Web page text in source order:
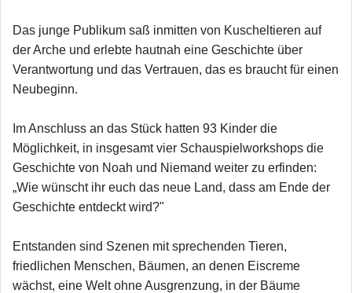
Das junge Publikum saß inmitten von Kuscheltieren auf
der Arche und erlebte hautnah eine Geschichte über
Verantwortung und das Vertrauen, das es braucht für einen
Neubeginn.
Im Anschluss an das Stück hatten 93 Kinder die
Möglichkeit, in insgesamt vier Schauspielworkshops die
Geschichte von Noah und Niemand weiter zu erfinden:
„Wie wünscht ihr euch das neue Land, dass am Ende der
Geschichte entdeckt wird?"
Entstanden sind Szenen mit sprechenden Tieren,
friedlichen Menschen, Bäumen, an denen Eiscreme
wächst, eine Welt ohne Ausgrenzung, in der Bäume